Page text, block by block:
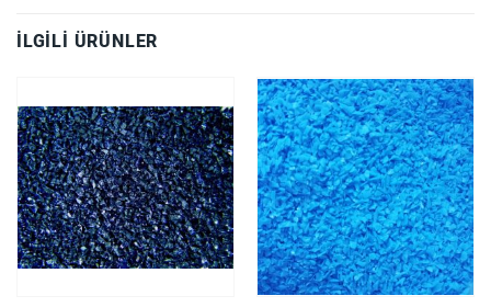
İLGILI ÜRÜNLER